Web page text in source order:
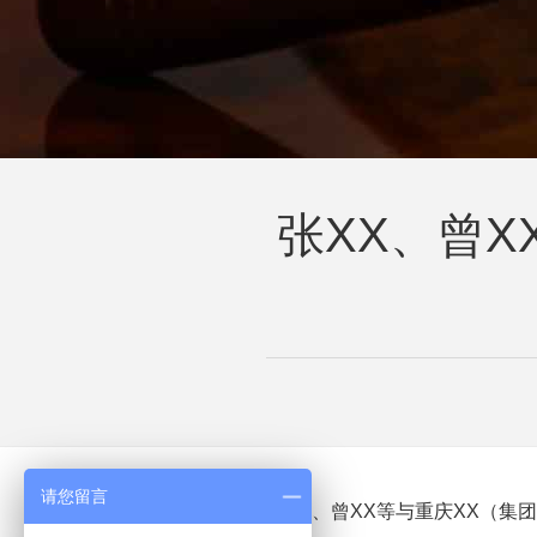
张XX、曾
、曾XX等与重庆XX （集
请您留言